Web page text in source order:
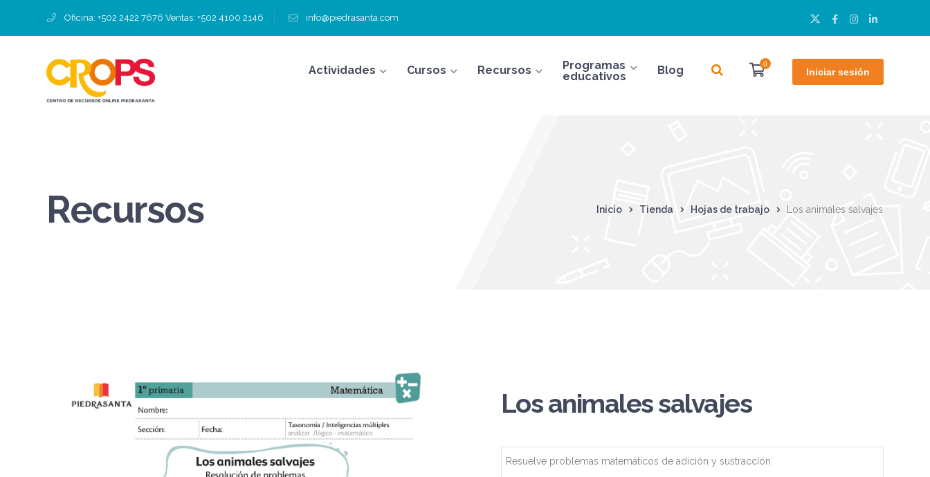
Oficina: +502 2422 7676 Ventas: +502 4100 2146 info@piedrasanta.com
Twitter
Perfil
Facebook
Perfil
Instagram
Perfil
LinkedIn
Perfil
Iniciar sesión
0
Actividades Cursos Recursos
Programas
educativos
Blog
Recursos Inicio Tienda Hojas de trabajo Los animales salvajes
Los animales salvajes
Resuelve problemas matemáticos de adición y sustracción